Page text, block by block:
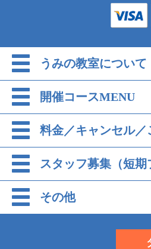
うみの教室につい
開催コースMENU
料金／キャンセル
スタッフ募集（短期
その他